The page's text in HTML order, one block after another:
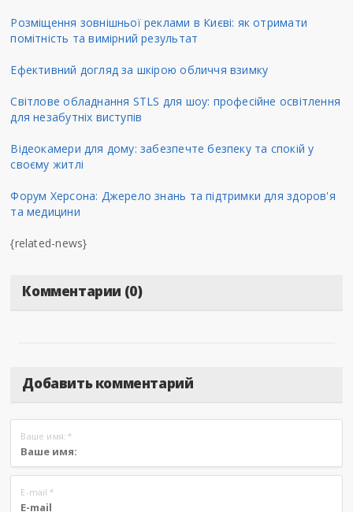
Розміщення зовнішньої реклами в Києві: як отримати
помітність та вимірний результат
Ефективний догляд за шкірою обличчя взимку
Світлове обладнання STLS для шоу: професійне освітлення
для незабутніх виступів
Відеокамери для дому: забезпечте безпеку та спокій у
своєму житлі
Форум Херсона: Джерело знань та підтримки для здоров'я
та медицини
{related-news}
Комментарии (0)
Добавить комментарий
Ваше имя: *
E-mail *